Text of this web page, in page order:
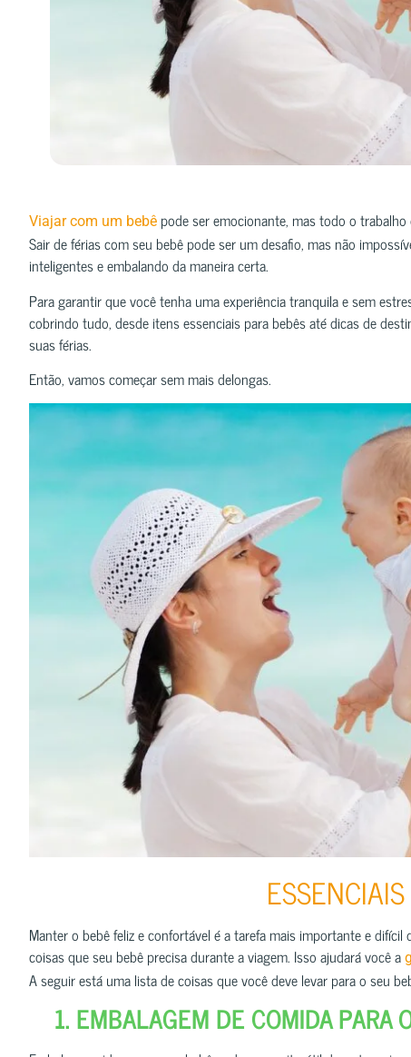
Viajar com um bebê pode ser emocionante, mas todo o
Sair de férias com seu bebê pode ser um desafio, mas não
inteligentes e embalando da maneira certa.
Para garantir que você tenha uma experiência tranquila e sem
cobrindo tudo, desde itens essenciais para bebês até dicas de
suas férias.
Então, vamos começar sem mais delongas.
Manter o bebê feliz e confortável é a tarefa mais importante e
coisas que seu bebê precisa durante a viagem. Isso ajudará você a
A seguir está uma lista de coisas que você deve levar para o seu
1. EMBALAGEM DE COMIDA PARA